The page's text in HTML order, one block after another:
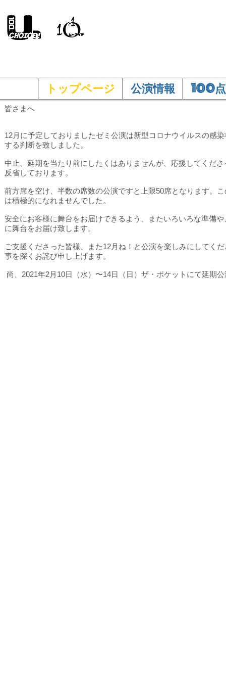
トップページ 公演情報 100点
皆さまへ
12月に予定しておりましたゼミ公演は新型コロナウイルスの感
する判断を致しました。
中止、延期を当たり前にしたくはありませんが、応援してくだ
反省しております。
前方席を空け、半数の席数の公演ですと上限50席となります
は積極的になれませんでした。
安全にお客様に舞台をお届けできるよう、またいろいろな準備
に舞台をお届け致します。
ご支援くださった皆様、また12月ね！と公演を楽しみにしてく
事を深くお詫び申し上げます。
尚、2021年2月10日（水）〜14日（日）ザ・ポケットにて延期